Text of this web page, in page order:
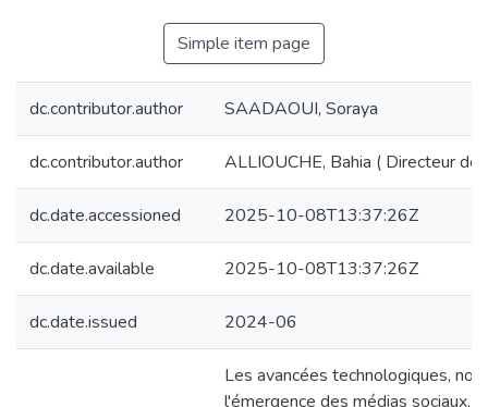
Simple item page
dc.contributor.author SAADAOUI, Soraya
dc.contributor.author ALLIOUCHE, Bahia ( Directeur de
dc.date.accessioned 2025-10-08T13:37:26Z
dc.date.available 2025-10-08T13:37:26Z
dc.date.issued 2024-06
Les avancées technologiques,
l'émergence des médias sociaux,